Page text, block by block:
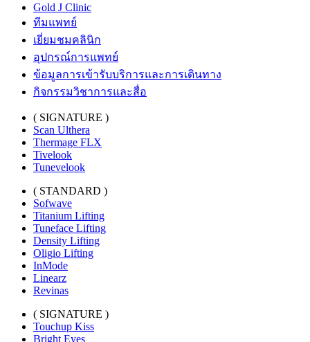
Gold J Clinic
ทีมแพทย์
เยี่ยมชมคลินิก
อุปกรณ์การแพทย์
ข้อมูลการเข้ารับบริการและการเดินทาง
กิจกรรมวิชาการและสื่อ
( SIGNATURE )
Scan Ulthera
Thermage FLX
Tivelook
Tunevelook
( STANDARD )
Sofwave
Titanium Lifting
Tuneface Lifting
Density Lifting
Oligio Lifting
InMode
Linearz
Revinas
( SIGNATURE )
Touchup Kiss
Bright Eyes